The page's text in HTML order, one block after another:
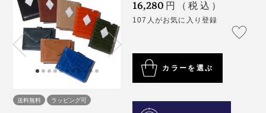
送料無料 ラッピング可
16,280 円（税込）
107人がお気に入り登録
カラーを選ぶ